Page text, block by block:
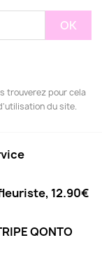
trouverez pour cela
du site.
12.90€
QONTO